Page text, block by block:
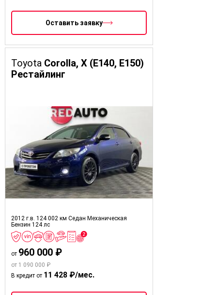
Оставить заявку
Toyota Corolla, X (E140, E150)
Рестайлинг
2012 г.в. 124 002 км Седан Механическая
Бензин 124 лс
от 960 000 ₽
от 1 090 000 ₽
В кредит от 11 428 ₽/мес.